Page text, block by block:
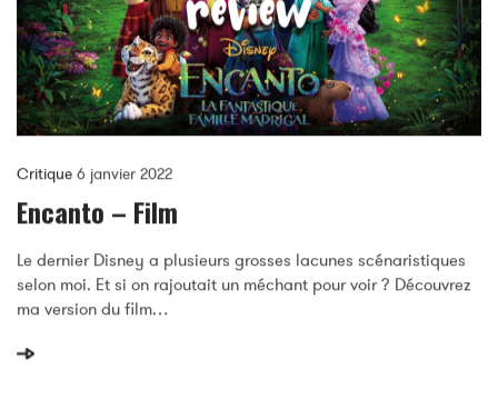
Critique 6 janvier 2022
Encanto – Film
Le dernier Disney a plusieurs grosses lacunes scénaristiques
ma version du film…